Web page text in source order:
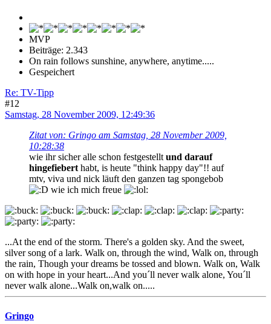
MVP
Beiträge: 2.343
On rain follows sunshine, anywhere, anytime.....
Gespeichert
Re: TV-Tipp
#12
Samstag, 28 November 2009, 12:49:36
Zitat von: Gringo am Samstag, 28 November 2009,
10:28:38
wie ihr sicher alle schon festgestelltund darauf
hingefieberthabt, is heute "think happy day"!! auf
mtv, viva und nick läuft den ganzen tag spongebob
wie ich mich freue
...At the end of the storm. There's a golden sky. And the sweet,
silver song of a lark. Walk on, through the wind, Walk on, through
the rain, Though your dreams be tossed and blown. Walk on, Walk
on with hope in your heart...And you´ll never walk alone, You´ll
never walk alone...Walk on,walk on.....
Gringo